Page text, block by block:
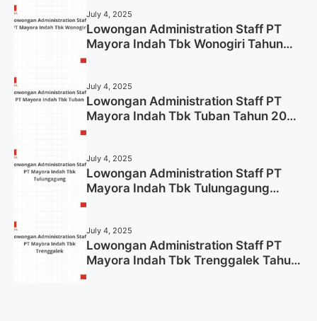
July 4, 2025
Lowongan Administration Staff PT
Mayora Indah Tbk Wonogiri Tahun
July 4, 2025
Lowongan Administration Staff PT
Mayora Indah Tbk Tuban Tahun 2025
July 4, 2025
Lowongan Administration Staff PT
Mayora Indah Tbk Tulungagung
July 4, 2025
Lowongan Administration Staff PT
Mayora Indah Tbk Trenggalek Tahun